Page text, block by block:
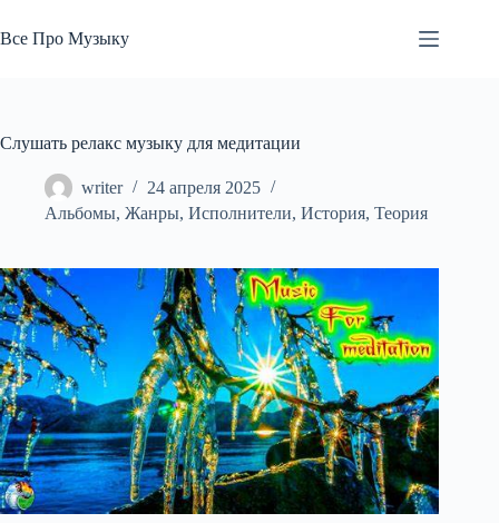
к
сути
Все Про Музыку
Слушать релакс музыку для медитации
writer
24 апреля 2025
Альбомы, Жанры, Исполнители, История, Теория